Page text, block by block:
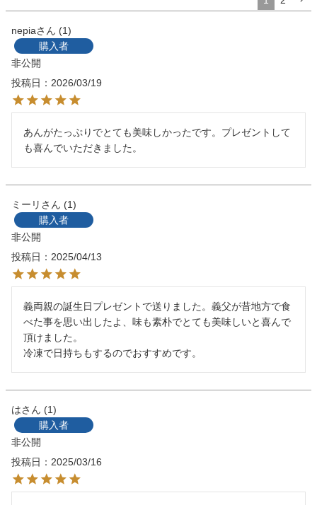
nepia
1
購入者
非公開
投稿日
2026/03/19
あんがたっぷりでとても美味しかったです。プレゼントして
も喜んでいただきました。
ミーリ
1
購入者
非公開
投稿日
2025/04/13
義両親の誕生日プレゼントで送りました。義父が昔地方で食
べた事を思い出したよ、味も素朴でとても美味しいと喜んで
頂けました。
冷凍で日持ちもするのでおすすめです。
は
1
購入者
非公開
投稿日
2025/03/16